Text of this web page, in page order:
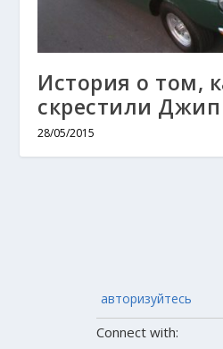
История о том,
скрестили
28/05/2015
авторизуйтесь
Connect with: